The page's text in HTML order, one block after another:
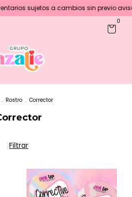
sujetos a cambios sin previo aviso
0
. Rostro . Corrector
Filtrar